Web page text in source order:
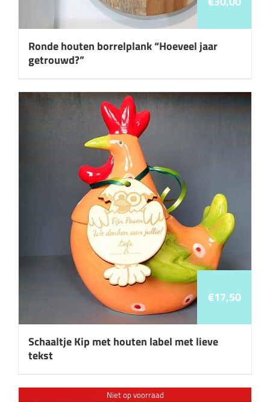
Ronde houten borrelplank “Hoeveel jaar
getrouwd?”
Schaaltje Kip met houten label met lieve
tekst
€17,50
Niet op voorraad